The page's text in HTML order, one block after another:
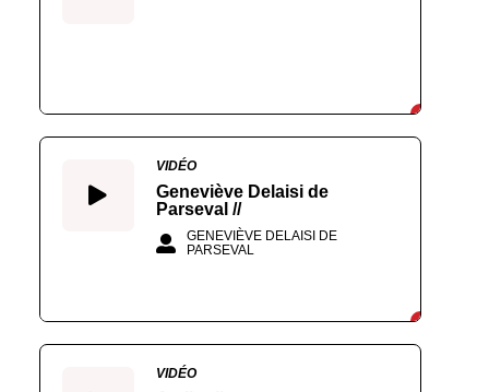
VIDÉO
Geneviève Delaisi de
Parseval //
GENEVIÈVE DELAISI DE
PARSEVAL
VIDÉO